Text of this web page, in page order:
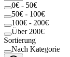
0€ - 50€
50€ - 100€
100€ - 200€
Über 200€
Sortierung
Nach Kategorie